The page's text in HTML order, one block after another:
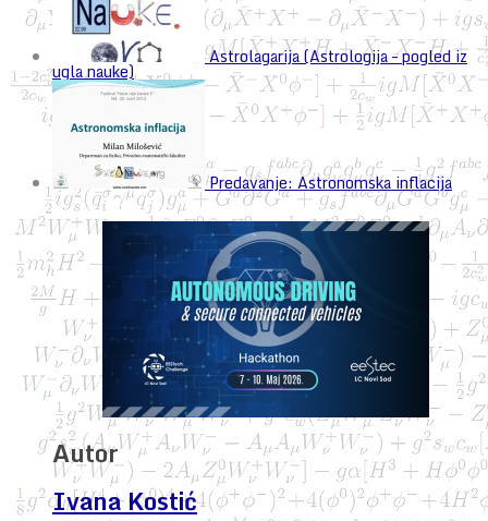
Astrolagarija (Astrologija – pogled iz
ugla nauke)
Predavanje: Astronomska inflacija
Autor
Ivana Kostić